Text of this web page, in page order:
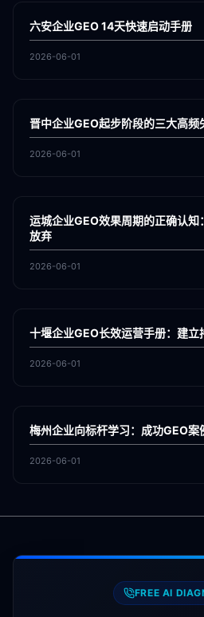
GEO
六安企业GEO 14天快速启动手册
2026-06-01
GEO
晋中企业GEO起步阶段的三大高频
2026-06-01
GEO
运城企业GEO效果周期的正确认
放弃
2026-06-01
GEO
十堰企业GEO长效运营手册：建
2026-06-01
GEO
梅州企业向标杆学习：成功GEO案
2026-06-01
FREE AI